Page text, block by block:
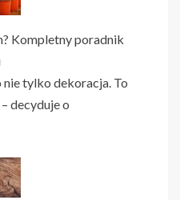
Kompletny poradnik
tylko dekoracja. To
decyduje o